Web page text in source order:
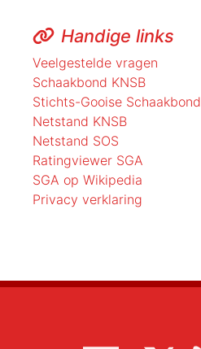
Handige links
Veelgestelde vragen
Schaakbond KNSB
Stichts-Gooise Schaakbond
Netstand KNSB
Netstand SOS
Ratingviewer SGA
SGA op Wikipedia
Privacy verklaring